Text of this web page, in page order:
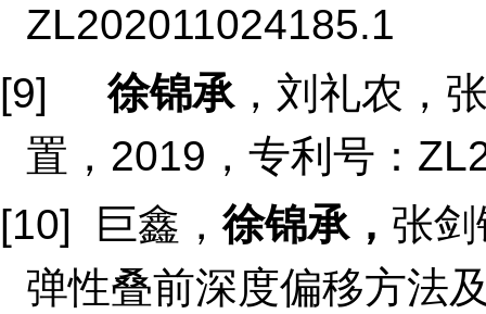
ZL202011024185.1
[9]徐锦承，刘礼农，
置，2019，专利号：
[10] 巨鑫，徐锦承， 张
弹性叠前深度偏移方法